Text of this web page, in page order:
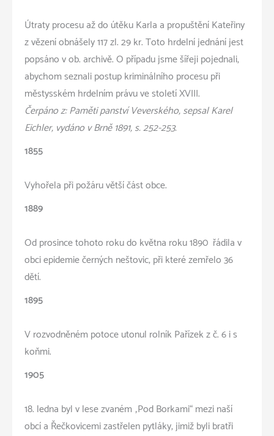
Útraty procesu až do útěku Karla a propuštění Kateřiny
z vězení obnášely 117 zl. 29 kr. Toto hrdelní jednání jest
popsáno v ob. archivě. O případu jsme šířeji pojednali,
abychom seznali postup kriminálního procesu při
městysském hrdelním právu ve století XVIII.
Čerpáno z: Paměti panství Veverského, sepsal Karel
Eichler, vydáno v Brně 1891, s. 252-253.
1855
Vyhořela při požáru větší část obce.
1889
Od prosince tohoto roku do května roku 1890 řádila v
obci epidemie černých neštovic, při které zemřelo 36
dětí.
1895
V rozvodněném potoce utonul rolník Pařízek z č. 6 i s
koňmi.
1905
18. ledna byl v lese zvaném „Pod Borkami“ mezi naší
obcí a Řečkovicemi zastřelen pytláky, jimiž byli bratři